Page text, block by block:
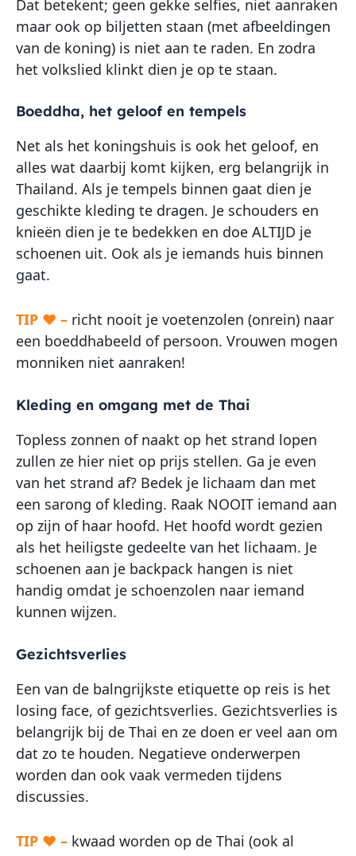
Dat betekent; geen gekke selfies, niet aanraken
maar ook op biljetten staan (met afbeeldingen
van de koning) is niet aan te raden. En zodra
het volkslied klinkt dien je op te staan.
Boeddha, het geloof en tempels
Net als het koningshuis is ook het geloof, en
alles wat daarbij komt kijken, erg belangrijk in
Thailand. Als je tempels binnen gaat dien je
geschikte kleding te dragen. Je schouders en
knieën dien je te bedekken en doe ALTIJD je
schoenen uit. Ook als je iemands huis binnen
gaat.
TIP ♥ – richt nooit je voetenzolen (onrein) naar
een boeddhabeeld of persoon. Vrouwen mogen
monniken niet aanraken!
Kleding en omgang met de Thai
Topless zonnen of naakt op het strand lopen
zullen ze hier niet op prijs stellen. Ga je even
van het strand af? Bedek je lichaam dan met
een sarong of kleding. Raak NOOIT iemand aan
op zijn of haar hoofd. Het hoofd wordt gezien
als het heiligste gedeelte van het lichaam. Je
schoenen aan je backpack hangen is niet
handig omdat je schoenzolen naar iemand
kunnen wijzen.
Gezichtsverlies
Een van de balngrijkste etiquette op reis is het
losing face, of gezichtsverlies. Gezichtsverlies is
belangrijk bij de Thai en ze doen er veel aan om
dat zo te houden. Negatieve onderwerpen
worden dan ook vaak vermeden tijdens
discussies.
TIP ♥ – kwaad worden op de Thai (ook al